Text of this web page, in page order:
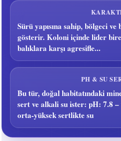
Sürü yapısına sahip, bölgeci
gösterir. Koloni içinde lider
balıklara karşı agresifle...
PH & SU
Bu tür, doğal habitatındaki
sert ve alkali su ister: pH: 7.8
orta-yüksek sertlikte su